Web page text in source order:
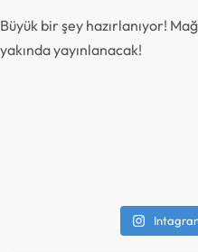
Büyük bir şey hazırlanıyor!
yakında yayınlanacak!